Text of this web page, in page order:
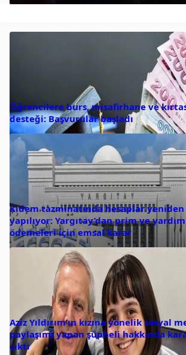
Öğrencilere burs, misafirhane ve
desteği: Başvurular başladı
Kıdem tazminatında hesaplar yeniden
yapılıyor: Yargıtay’dan prim ve yardım
ödemeleri için emsal karar
Aziz Yıldırım’ın kızına yönelik sosyal
paylaşımı yapan şüpheli hakkında
çıktı